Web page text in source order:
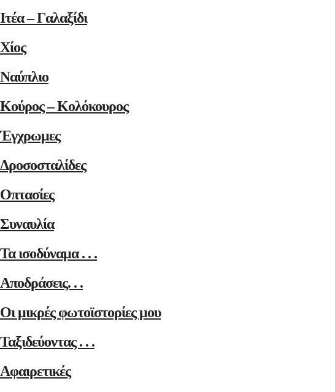
Ιτέα – Γαλαξίδι
Χίος
Ναύπλιο
Κούρος – Κολόκουρος
Έγχρωμες
Δροσοσταλίδες
Οπτασίες
Συναυλία
Τα ισοδύναμα . . .
Αποδράσεις. . .
Οι μικρές φωτοϊστορίες μου
Ταξιδεύοντας . . .
Αφαιρετικές